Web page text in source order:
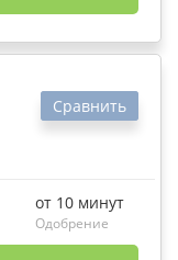
Сравнить
от 10 минут
Одобрение